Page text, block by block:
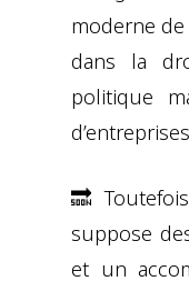
moderne
dans la
politique
🔜
suppose
et un